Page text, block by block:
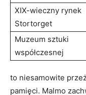
XIX-wieczny⁤ rynek
Stortorget
Muzeum sztuki
współczesnej
to ​niesamowite‌
pamięci. Malmo⁤